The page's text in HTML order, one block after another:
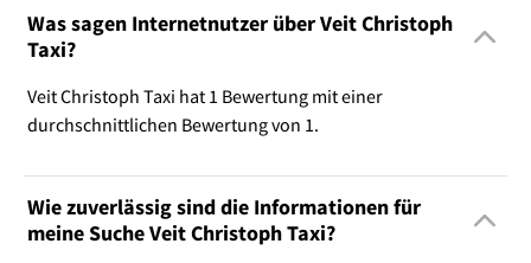
Was sagen Internetnutzer über Veit Christoph
Taxi?
Veit Christoph Taxi hat 1 Bewertung mit einer
durchschnittlichen Bewertung von 1.
Wie zuverlässig sind die Informationen für
meine Suche Veit Christoph Taxi?